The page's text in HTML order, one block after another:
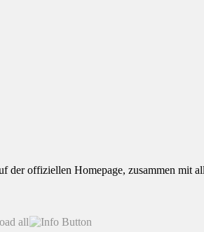
offiziellen Homepage, zusammen mit